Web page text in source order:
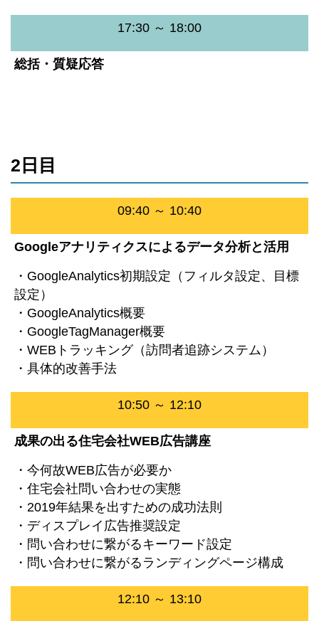
17:30 ～ 18:00
総括・質疑応答
2日目
09:40 ～ 10:40
Googleアナリティクスによるデータ分析と活用
・GoogleAnalytics初期設定（フィルタ設定、目標
設定）
・GoogleAnalytics概要
・GoogleTagManager概要
・WEBトラッキング（訪問者追跡システム）
・具体的改善手法
10:50 ～ 12:10
成果の出る住宅会社WEB広告講座
・今何故WEB広告が必要か
・住宅会社問い合わせの実態
・2019年結果を出すための成功法則
・ディスプレイ広告推奨設定
・問い合わせに繋がるキーワード設定
・問い合わせに繋がるランディングページ構成
12:10 ～ 13:10